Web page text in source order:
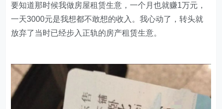
2012年，我开房产中介公司的时候，郑州有好几家同类
型公司成立，大家差不多同时期起步。
但2015年，堂弟邀请我一起去深圳做二手手机。他拍拍
胸脯跟我保证：“一天保你赚3000元。”